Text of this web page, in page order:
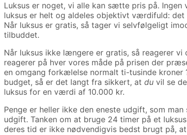
Luksus er noget, vi alle kan sætte pris på.
luksus er helt og aldeles objektivt værdifuld: det
Når luksus er gratis, så tager vi selvfølgeligt
tilbuddet.
Når luksus ikke længere er gratis, så reagerer
reagerer på hver vores måde på prisen der
en omgang forkælelse normalt ti-tusinde kroner
budget, så er det langt fra sikkert, at du vil se
luksus for en værdi af 10.000 kr.
Penge er heller ikke den eneste udgift, som
udgift. Tanken om at bruge 24 timer på et
deres tid er ikke nødvendigvis bedst brugt på,